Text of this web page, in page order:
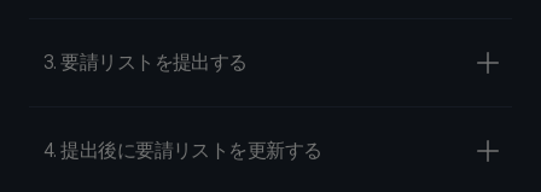
3. 要請リストを提出する
4. 提出後に要請リストを更新する